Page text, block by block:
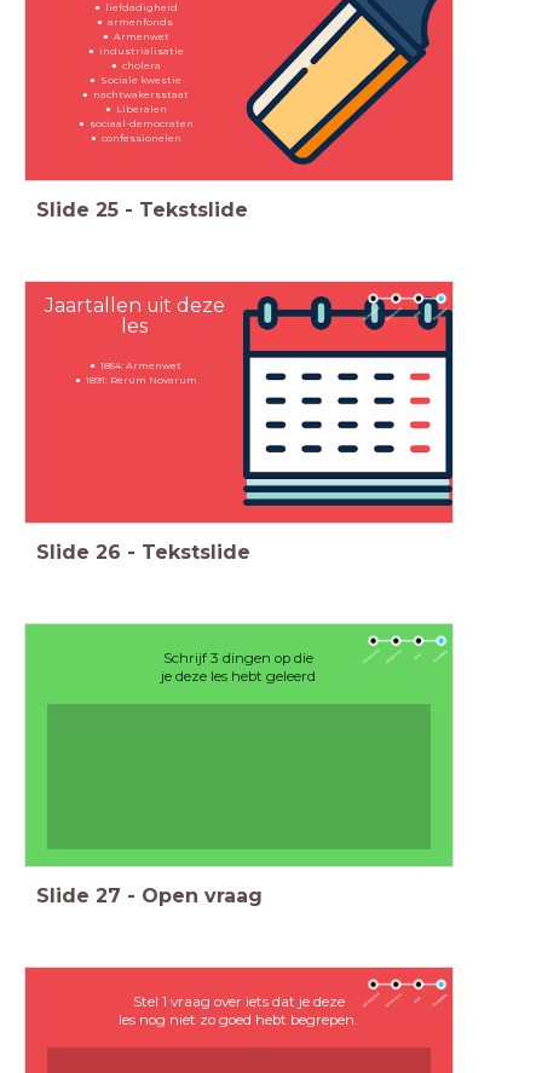
liefdadigheid
armenfonds
Armenwet
industrialisatie
cholera
Sociale kwestie
nachtwakersstaat
Liberalen
sociaal-democraten
confessionelen
Slide 25 - Tekstslide
Jaartallen uit deze
les
1854: Armenwet
1891: Rerum Novarum
Slide 26 - Tekstslide
Schrijf 3 dingen op die
je deze les hebt geleerd
Slide 27 - Open vraag
Stel 1 vraag over iets dat je deze
les nog niet zo goed hebt begrepen.